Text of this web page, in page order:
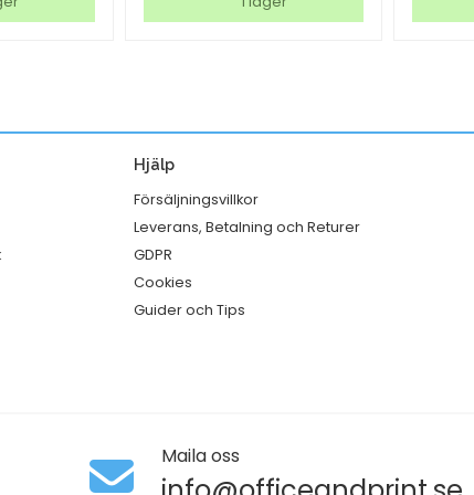
vit
mm
mängd
Citrus
Hjälp
Försäljningsvillkor
Leverans, Betalning och Returer
GDPR
Cookies
Guider och Tips
Maila oss